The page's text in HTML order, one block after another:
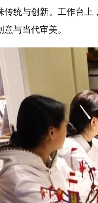
传统与创新。工作台
与当代审美。